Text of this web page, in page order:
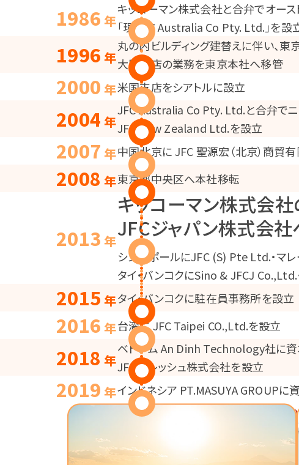
1986 年
キッコーマン株式会社と合弁でオー
「現 JFC Australia Co Pty. Ltd.」を設
1996 年
丸の内ビルディング建替えに伴い、
大阪支店の業務を東京本社へ移管
2000 年米国支店をシアトルに設立
2004 年
JFC Australia Co Pty. Ltd.と合弁でニ
JFC New Zealand Ltd.を設立
2007 年中国北京に JFC 聖源宏（北京）商貿
2008 年東京都中央区へ本社移転
2013 年
キッコーマン株式会
JFCジャパン株式会
シンガポールにJFC (S) Pte Ltd.・マ
タイ・バンコクにSino & JFCJ
2015 年タイ・バンコクに駐在員事務所を設立
2016 年台湾に JFC Taipei CO.,Ltd.を設立
2018 年
ベトナム An Dinh Technology社に
JFC フレッシュ株式会社を設立
2019 年インドネシア PT.MASUYA GROUPに